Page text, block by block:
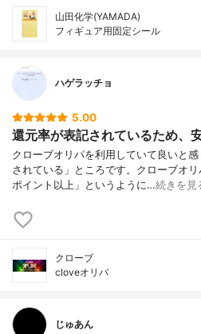
山田化学(YAMADA)
フィギュア用固定シール
ハゲラッチョ
5.00
還元率が表記されているため、
クローブオリパを利用していて良いと
されている」ところです。クローブオ
ポイント以上」というように…続きを見
クローブ
cloveオリパ
じゅあん